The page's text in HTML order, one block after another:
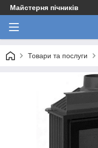
Майстерня пічників
Товари та послуги